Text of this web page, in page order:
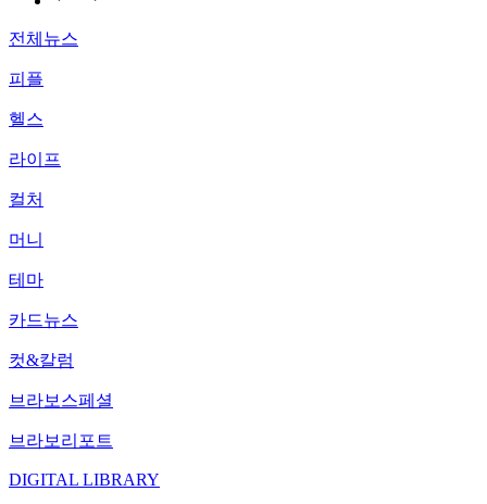
전체뉴스
피플
헬스
라이프
컬처
머니
테마
카드뉴스
컷&칼럼
브라보스페셜
브라보리포트
DIGITAL LIBRARY